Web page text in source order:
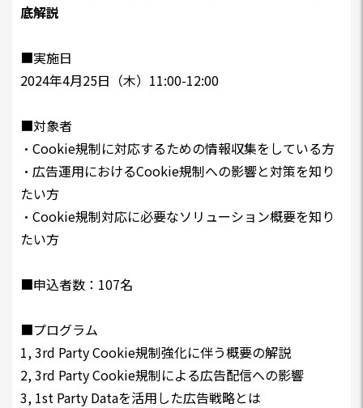
底解説
■実施日
2024年4月25日（木）11:00-12:00
■対象者
・Cookie規制に対応するための情報収集をしている方
・広告運用におけるCookie規制への影響と対策を知り
たい方
・Cookie規制対応に必要なソリューション概要を知り
たい方
■申込者数：107名
■プログラム
1, 3rd Party Cookie規制強化に伴う概要の解説
2, 3rd Party Cookie規制による広告配信への影響
3, 1st Party Dataを活用した広告戦略とは